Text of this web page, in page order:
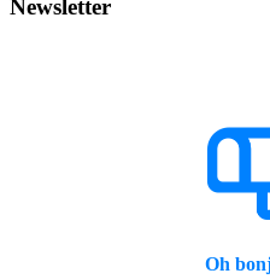
Newsletter
Oh